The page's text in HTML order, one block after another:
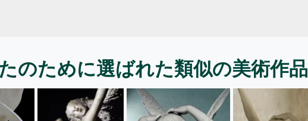
のために選ばれた類似の美術作品